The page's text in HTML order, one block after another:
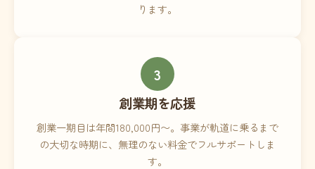
ります。
3
創業期を応援
創業一期目は年間180,000円〜。事業が軌道に乗るまで
の大切な時期に、無理のない料金でフルサポートしま
す。